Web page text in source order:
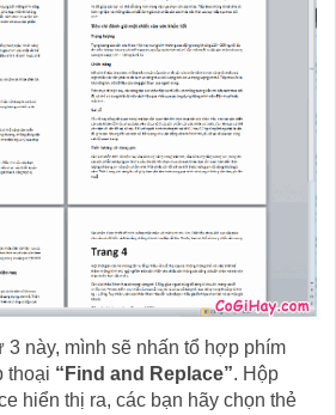
3 này, mình sẽ nhấn tổ hợp phím
thoại “Find and Replace”. Hộp
hiển thị ra, các bạn hãy chọn thẻ